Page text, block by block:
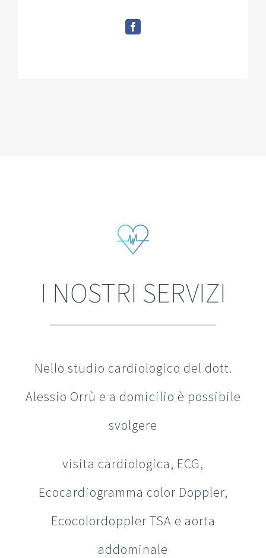
I NOSTRI SERVIZI
Nello studio cardiologico del dott.
Alessio Orrù e a domicilio è possibile
svolgere
visita cardiologica, ECG,
Ecocardiogramma color Doppler,
Ecocolordoppler TSA e aorta
addominale